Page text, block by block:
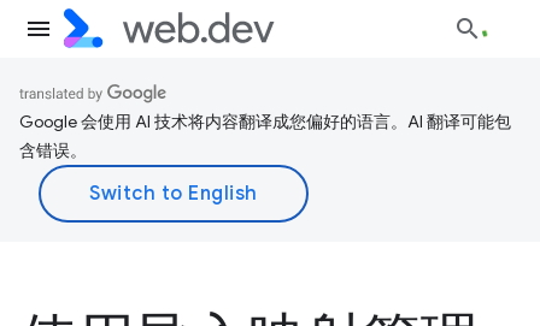
Google 会使用 AI 技术将内容翻译成您偏好的语言。AI 翻译可能包
含错误。